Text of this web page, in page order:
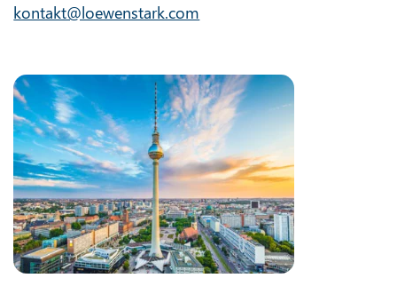
kontakt@loewenstark.com